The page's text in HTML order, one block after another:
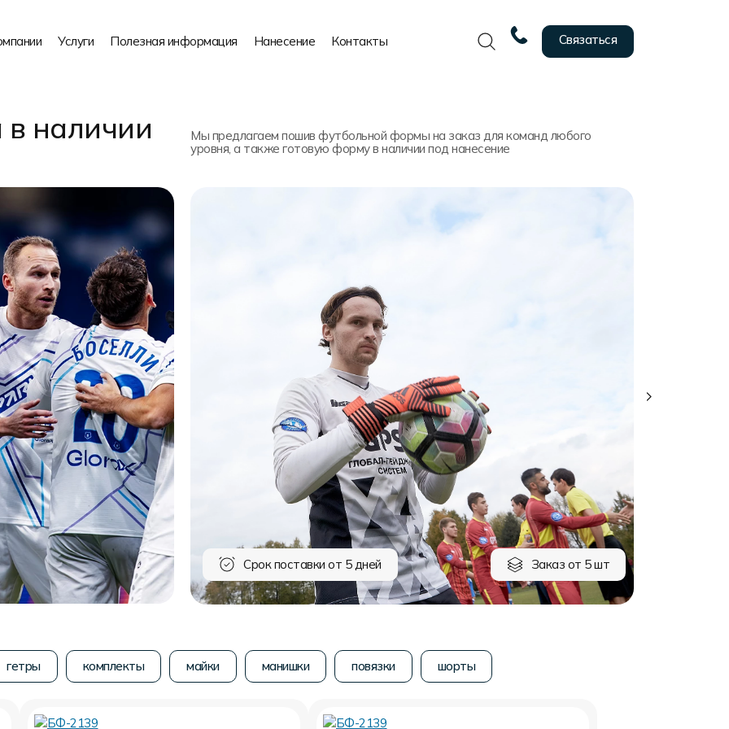
Услуги Полезная информация Нанесение Контакты Связаться
наличии
Мы предлагаем пошив футбольной формы на заказ для команд любого
уровня, а также готовую форму в наличии под нанесение
Срок поставки от 5 дней Заказ от 5 шт
гетры комплекты майки манишки повязки шорты